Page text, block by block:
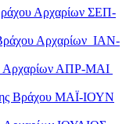
Αρχαρίων ΣΕΠ-
Αρχαρίων ΙΑΝ-
Αρχαρίων ΑΠΡ-ΜΑΙ
Βράχου ΜΑΪ-ΙΟΥΝ